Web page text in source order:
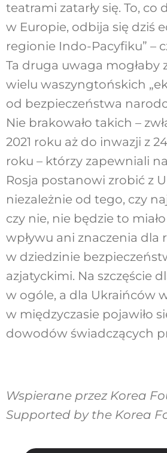
teatrami zatarły się. To, co
w Europie, odbija się dziś
regionie Indo-Pacyfiku” –
Ta druga uwaga mogłaby
wielu waszyngtońskich
od bezpieczeństwa
Nie brakowało takich –
2021 roku aż do inwazji z
roku – którzy zapewniali
Rosja postanowi zrobić z
niezależnie od tego, czy
czy nie, nie będzie to
wpływu ani znaczenia dla
w dziedzinie
azjatyckimi. Na szczęście
w ogóle, a dla Ukraińców
w międzyczasie pojawiło
dowodów świadczących
Wspierane przez Korea
Supported by the Korea